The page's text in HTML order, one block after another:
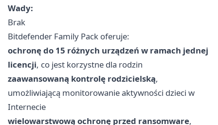
Wady:
Brak
Bitdefender Family Pack oferuje:
ochronę do 15 różnych urządzeń w ramach jednej
licencji, co jest korzystne dla rodzin
zaawansowaną kontrolę rodzicielską,
umożliwiającą monitorowanie aktywności dzieci w
Internecie
wielowarstwową ochronę przed ransomware,